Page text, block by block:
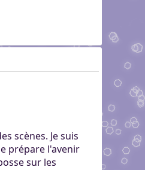
scènes. Je suis
prépare l'avenir
sur les